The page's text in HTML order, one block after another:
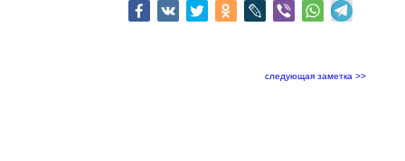
следующая заметка >>